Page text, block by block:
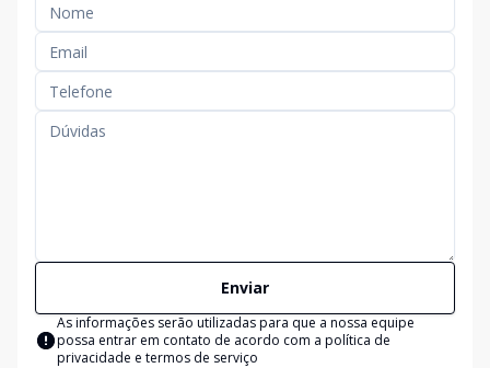
Enviar
As informações serão utilizadas para que a nossa equipe
possa entrar em contato de acordo com a política de
privacidade e termos de serviço